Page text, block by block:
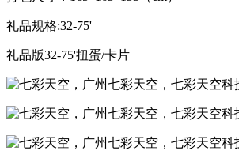
礼品规格:32-75'
礼品版32-75'扭蛋/卡片